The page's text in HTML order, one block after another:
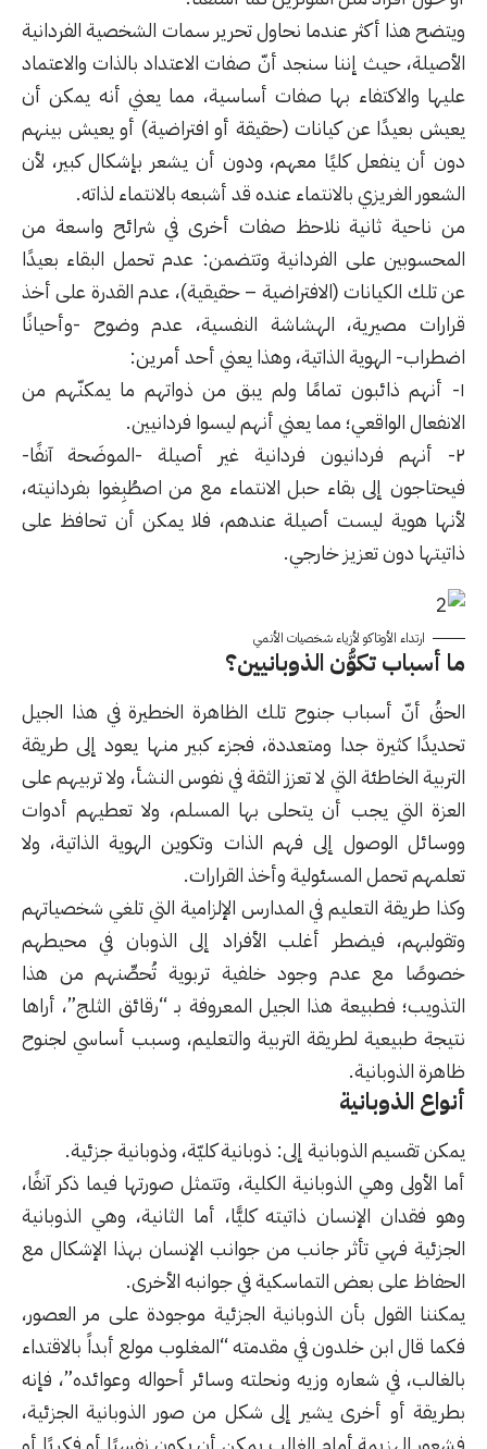
ويتضح هذا أكثر عندما نحاول تحرير سمات الشخصية الفردانية
الأصيلة، حيث إننا سنجد أنّ صفات الاعتداد بالذات والاعتماد
عليها والاكتفاء بها صفات أساسية، مما يعني أنه يمكن أن
يعيش بعيدًا عن كيانات (حقيقة أو افتراضية) أو يعيش بينهم
دون أن ينفعل كليًا معهم، ودون أن يشعر بإشكال كبير، لأن
الشعور الغريزي بالانتماء عنده قد أشبعه بالانتماء لذاته.
من ناحية ثانية نلاحظ صفات أخرى في شرائح واسعة من
المحسوبين على الفردانية وتتضمن: عدم تحمل البقاء بعيدًا
عن تلك الكيانات (الافتراضية – حقيقية)، عدم القدرة على أخذ
قرارات مصيرية، الهشاشة النفسية، عدم وضوح -وأحيانًا
اضطراب- الهوية الذاتية، وهذا يعني أحد أمرين:
١- أنهم ذائبون تمامًا ولم يبق من ذواتهم ما يمكنّهم من
الانفعال الواقعي؛ مما يعني أنهم ليسوا فردانيين.
٢- أنهم فردانيون فردانية غير أصيلة -الموضَحة آنفًا-
فيحتاجون إلى بقاء حبل الانتماء مع من اصطُبِغوا بفردانيته،
لأنها هوية ليست أصيلة عندهم، فلا يمكن أن تحافظ على
ذاتيتها دون تعزيز خارجي.
ارتداء الأوتاكو لأزياء شخصيات الأنمي
ما أسباب تكوُّن الذوبانيين؟
الحقُ أنّ أسباب جنوح تلك الظاهرة الخطيرة في هذا الجيل
تحديدًا كثيرة جدا ومتعددة، فجزء كبير منها يعود إلى طريقة
التربية الخاطئة التي لا تعزز الثقة في نفوس النشأ، ولا تربيهم على
العزة التي يجب أن يتحلى بها المسلم، ولا تعطيهم أدوات
ووسائل الوصول إلى فهم الذات وتكوين الهوية الذاتية، ولا
تعلمهم تحمل المسئولية وأخذ القرارات.
وكذا طريقة التعليم في المدارس الإلزامية التي تلغي شخصياتهم
وتقولبهم، فيضطر أغلب الأفراد إلى الذوبان في محيطهم
خصوصًا مع عدم وجود خلفية تربوية تُحصِّنهم من هذا
التذويب؛ فطبيعة هذا الجيل المعروفة بـ “رقائق الثلج”، أراها
نتيجة طبيعية لطريقة التربية والتعليم، وسبب أساسي لجنوح
ظاهرة الذوبانية.
أنواع الذوبانية
يمكن تقسيم الذوبانية إلى: ذوبانية كليّة، وذوبانية جزئية.
أما الأولى وهي الذوبانية الكلية، وتتمثل صورتها فيما ذكر آنفًا،
وهو فقدان الإنسان ذاتيته كليًّا، أما الثانية، وهي الذوبانية
الجزئية فهي تأثر جانب من جوانب الإنسان بهذا الإشكال مع
الحفاظ على بعض التماسكية في جوانبه الأخرى.
يمكننا القول بأن الذوبانية الجزئية موجودة على مر العصور،
فكما قال ابن خلدون في مقدمته “المغلوب مولع أبداً بالاقتداء
بالغالب، في شعاره وزيه ونحلته وسائر أحواله وعوائده”، فإنه
بطريقة أو أخرى يشير إلى شكل من صور الذوبانية الجزئية،